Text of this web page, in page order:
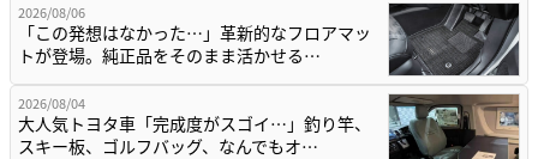
2026/08/06
「この発想はなかった…」革新的なフロアマッ
トが登場。純正品をそのまま活かせる…
2026/08/04
大人気トヨタ車「完成度がスゴイ…」釣り竿、
スキー板、ゴルフバッグ、なんでもオ…